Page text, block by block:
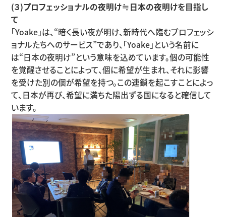
(３)プロフェッショナルの夜明け≒日本の夜明けを目指し
て
「Yoake」は、“暗く長い夜が明け、新時代へ臨むプロフェッシ
ョナルたちへのサービス”であり、「Yoake」という名前に
は“日本の夜明け”という意味を込めています。個の可能性
を覚醒させることによって、個に希望が生まれ、それに影響
を受けた別の個が希望を持つ。この連鎖を起こすことによっ
て、日本が再び、希望に満ちた陽出ずる国になると確信して
います。